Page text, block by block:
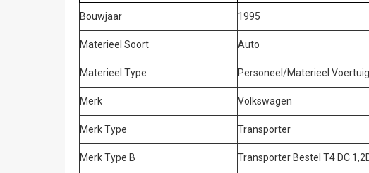
Bouwjaar 1995
Materieel Soort Auto
Materieel Type Personeel/Materieel Voertuig
Merk Volkswagen
Merk Type Transporter
Merk Type B Transporter Bestel T4 DC